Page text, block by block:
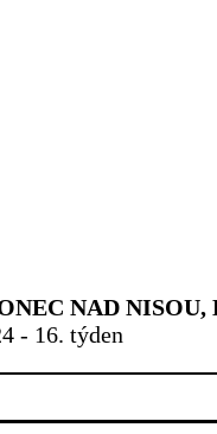
NAD
- 16. týden